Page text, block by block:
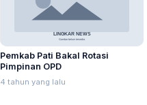
Pemkab Pati Bakal Rotasi
Pimpinan OPD
4 tahun yang lalu